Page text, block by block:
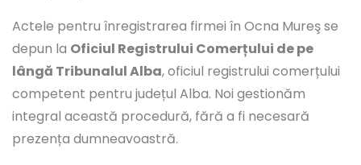
Actele pentru înregistrarea firmei în Ocna Mureş se
depun la Oficiul Registrului Comerțului de pe
lângă Tribunalul Alba, oficiul registrului comerțului
competent pentru județul Alba. Noi gestionăm
integral această procedură, fără a fi necesară
prezența dumneavoastră.